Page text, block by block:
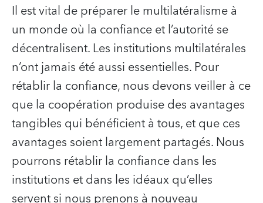
Il est vital de préparer le multilatéralisme à
un monde où la confiance et l’autorité se
décentralisent. Les institutions multilatérales
n’ont jamais été aussi essentielles. Pour
rétablir la confiance, nous devons veiller à ce
que la coopération produise des avantages
tangibles qui bénéficient à tous, et que ces
avantages soient largement partagés. Nous
pourrons rétablir la confiance dans les
institutions et dans les idéaux qu’elles
servent si nous prenons à nouveau